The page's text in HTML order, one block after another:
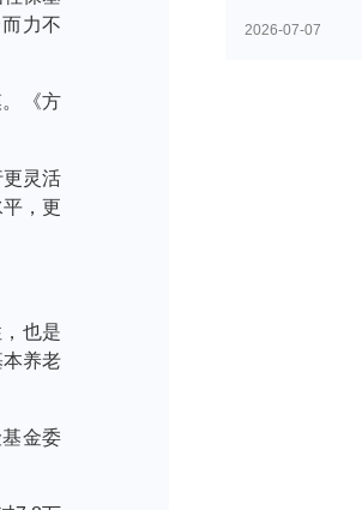
2026-07-07